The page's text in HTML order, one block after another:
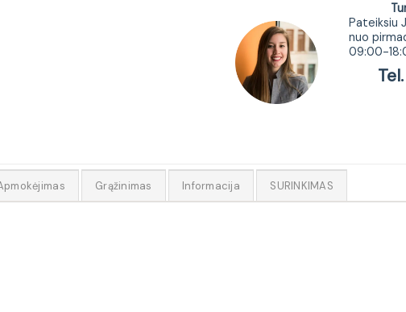
Pateiksiu
nuo
09:00-
Tel.
Grąžinimas Informacija SURINKIMAS